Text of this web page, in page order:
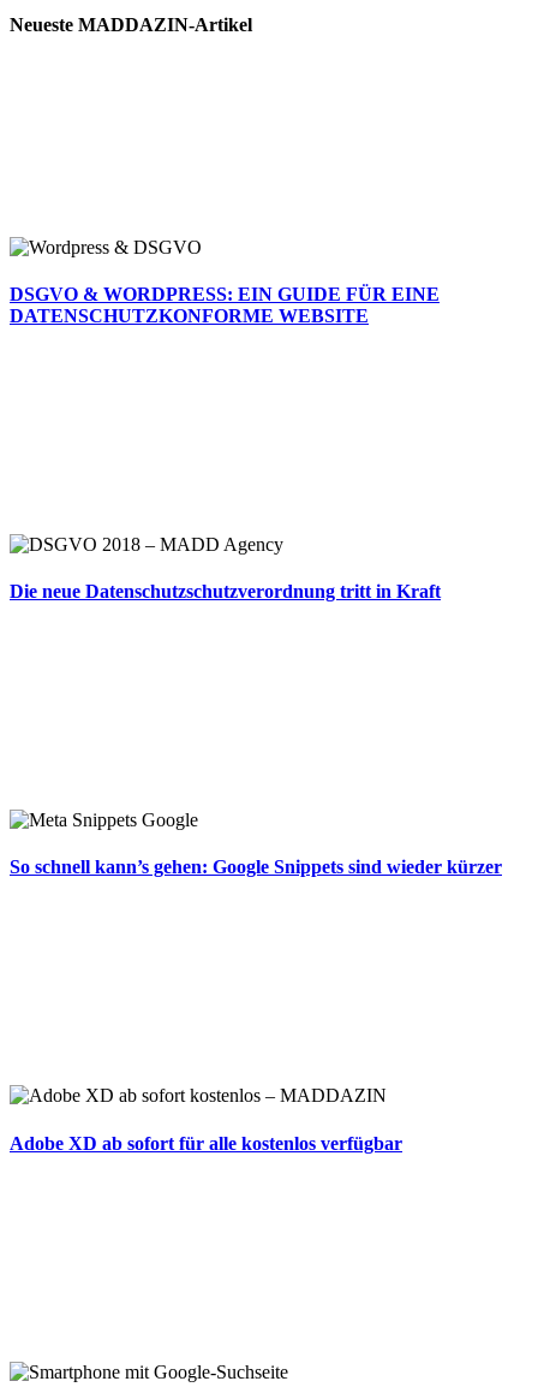
Neueste MADDAZIN-Artikel
DSGVO & WORDPRESS: EIN GUIDE FÜR EINE
DATENSCHUTZKONFORME WEBSITE
Die neue Datenschutzschutzverordnung tritt in Kraft
So schnell kann’s gehen: Google Snippets sind wieder kürzer
Adobe XD ab sofort für alle kostenlos verfügbar